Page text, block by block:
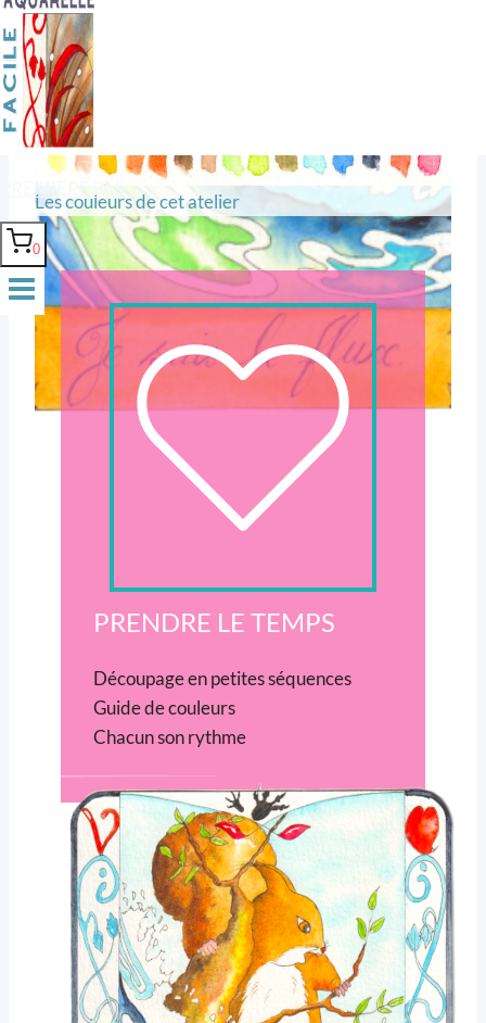
PREMIERS PAS
0
Se laisser porter par tous les
Les couleurs de cet atelier
PRENDRE LE TEMPS
Découpage en petites séquences
Guide de couleurs
Chacun son rythme